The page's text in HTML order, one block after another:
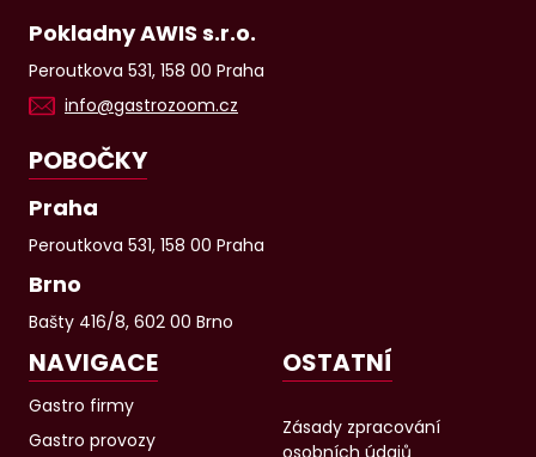
Pokladny AWIS s.r.o.
Peroutkova 531, 158 00 Praha
info@gastrozoom.cz
POBOČKY
Praha
Peroutkova 531, 158 00 Praha
Brno
Bašty 416/8, 602 00 Brno
NAVIGACE
Gastro firmy
Gastro provozy
OSTATNÍ
Zásady zpracování